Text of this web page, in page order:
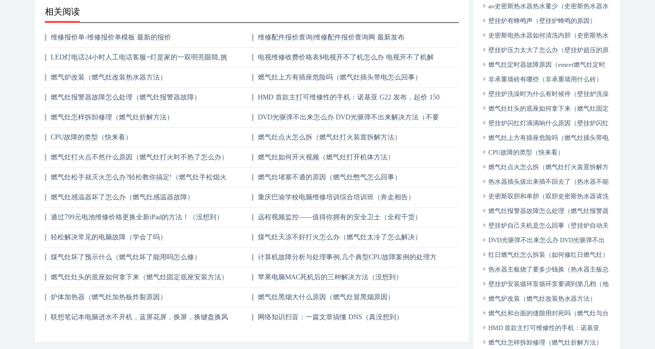
相关阅读
维修报价单-维修报价单模板 最新的报价 维修配件报价查询|维修配件报价查询网 最新发布
LED灯电话24小时人工电话客服=灯是家的一双明亮眼睛,挑
电视维修收费价格表$电视开不了机怎么办 电视开不了机解
燃气炉改装（燃气灶改装热水器方法）
燃气灶上方有插座危险吗（燃气灶插头带电怎么回事）
燃气灶报警器故障怎么处理（燃气灶报警器故障）
HMD 首款主打可维修性的手机：诺基亚 G22 发布，起价 150
燃气灶怎样拆卸修理（燃气灶折解方法）
DVD光驱弹不出来怎么办 DVD光驱弹不出来解决方法（不要
CPU故障的类型（快来看）
燃气灶点火怎么拆（燃气灶打火装置拆解方法）
燃气灶打火点不然什么原因（燃气灶打火时不热了怎么办） 燃气灶如何开火视频（燃气灶打开机体方法）
燃气灶松手就灭火怎么办?轻松教你搞定!（燃气灶手松熄火
燃气灶堵塞不通的原因（燃气灶憋气怎么回事）
燃气灶感温器坏了怎么办（燃气灶感温器故障） 重庆巴渝学校电脑维修培训综合培训班（奔走相告）
通过799元电池维修价格更换全新iPad的方法！（没想到） 远程视频监控——值得你拥有的安全卫士（全程干货）
轻松解决常见的电脑故障（学会了吗） 煤气灶天凉不好打火怎么办（燃气灶太冷了怎么解决）
煤气灶坏了预示什么（燃气灶坏了能用吗怎么修）
计算机故障分析与处理事例,几个典型CPU故障案例的处理方
燃气灶灶头的底座如何拿下来（燃气灶固定底座安装方法）
苹果电脑MAC死机后的三种解决方法（没想到）
炉体加热器（燃气灶加热板炸裂原因） 燃气灶黑烟大什么原因（燃气灶冒黑烟原因）
联想笔记本电脑进水不开机，蓝屏花屏，换屏，换键盘换风
网络知识扫盲：一篇文章搞懂 DNS（真没想到）
用吗）
ao史密斯热水器热水量少（史密斯热水器水
少什么原因）
壁挂炉有蜂鸣声（壁挂炉蜂鸣的原因）
史密斯电热水器如何清洗内胆（史密斯热水
器内胆打开方法）
壁挂炉压力太大了怎么办（壁挂炉超压的原
因）
燃气灶定时器故障原因（emeet燃气灶定时
故障）
非承重墙砖有哪些（非承重墙用什么砖）
壁挂炉洗澡时为什么有时候停（壁挂炉洗澡
断火怎么回事）
燃气灶灶头的底座如何拿下来（燃气灶固定
底座安装方法）
壁挂炉闪红灯滴滴响什么原因（壁挂炉闪红
故障）
燃气灶上方有插座危险吗（燃气灶插头带电
怎么回事）
CPU故障的类型（快来看）
燃气灶点火怎么拆（燃气灶打火装置拆解方
法）
热水器插头拔出来插不回去了（热水器不能
拔插头怎么回事）
史密斯双胆和单胆（双胆史密斯热水器请洗
方法）
燃气灶报警器故障怎么处理（燃气灶报警器
故障）
壁挂炉自己关机是怎么回事（壁挂炉自动关
机原因）
DVD光驱弹不出来怎么办 DVD光驱弹不出
来解决方法（不要告诉别人）
红日燃气灶怎么拆装（如何修红日燃气灶）
热水器主板烧了要多少钱换（热水器主板总
是烧坏怎么办）
壁挂炉安装循环泵循环泵要调到第几档（地
暖壁挂炉循环泵安装方法）
燃气炉改装（燃气灶改装热水器方法）
燃气灶和台面的缝隙用封死吗（燃气灶与台
面怎么处理）
HMD 首款主打可维修性的手机：诺基亚
G22 发布，起价 150 英镑（一篇读懂）
燃气灶怎样拆卸修理（燃气灶折解方法）